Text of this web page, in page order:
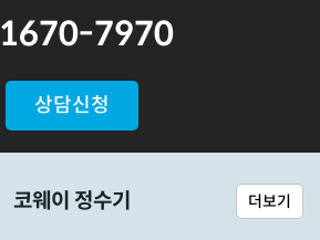
1670-7970
상담신청
코웨이 정수기 더보기